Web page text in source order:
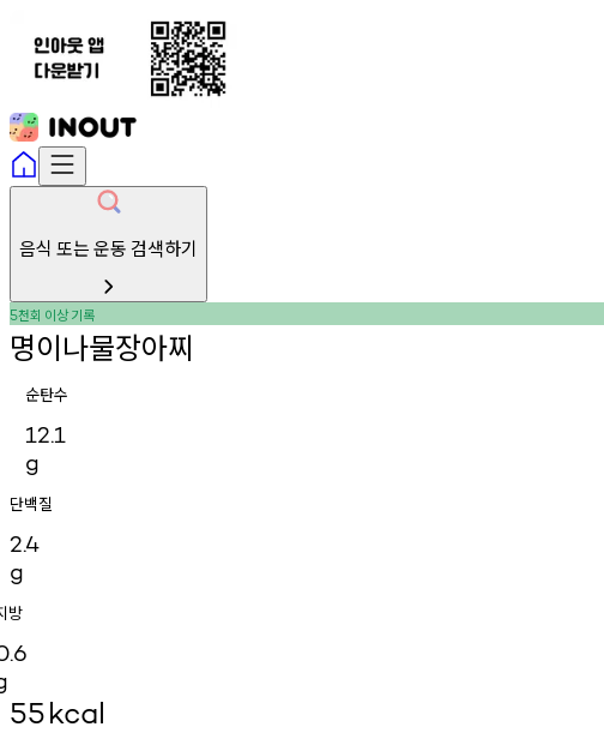
음식 또는 운동 검색하기
5천회 이상기록
명이나물장아찌
순탄수
12.1
g
단백질
2.4
g
방
55kcal